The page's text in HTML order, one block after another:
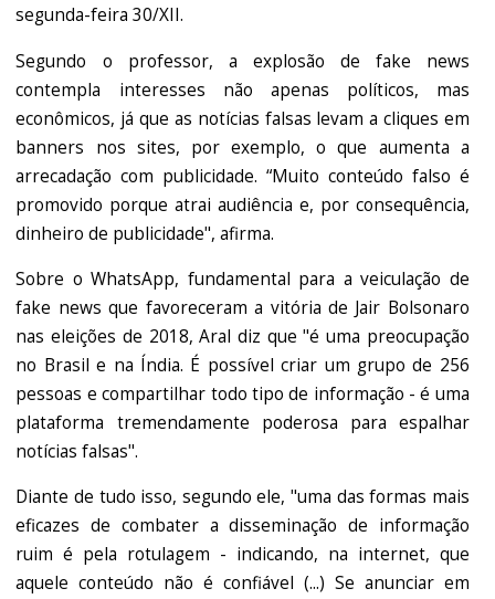
segunda-feira 30/XII.
Segundo o professor, a explosão de fake news
contempla interesses não apenas políticos, mas
econômicos, já que as notícias falsas levam a cliques em
banners nos sites, por exemplo, o que aumenta a
arrecadação com publicidade. “Muito conteúdo falso é
promovido porque atrai audiência e, por consequência,
dinheiro de publicidade", afirma.
Sobre o WhatsApp, fundamental para a veiculação de
fake news que favoreceram a vitória de Jair Bolsonaro
nas eleições de 2018, Aral diz que "é uma preocupação
no Brasil e na Índia. É possível criar um grupo de 256
pessoas e compartilhar todo tipo de informação - é uma
plataforma tremendamente poderosa para espalhar
notícias falsas".
Diante de tudo isso, segundo ele, "uma das formas mais
eficazes de combater a disseminação de informação
ruim é pela rotulagem - indicando, na internet, que
aquele conteúdo não é confiável (...) Se anunciar em